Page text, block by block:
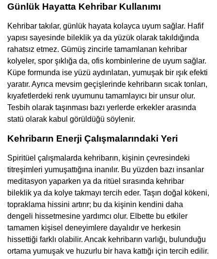
Günlük Hayatta Kehribar Kullanımı
Kehribar takılar, günlük hayata kolayca uyum sağlar. Hafif
yapısı sayesinde bileklik ya da yüzük olarak takıldığında
rahatsız etmez. Gümüş zincirle tamamlanan kehribar
kolyeler, spor şıklığa da, ofis kombinlerine de uyum sağlar.
Küpe formunda ise yüzü aydınlatan, yumuşak bir ışık efekti
yaratır. Ayrıca mevsim geçişlerinde kehribarın sıcak tonları,
kıyafetlerdeki renk uyumunu tamamlayıcı bir unsur olur.
Tesbih olarak taşınması bazı yerlerde erkekler arasında
statü olarak kabul görüldüğü söylenir.
Kehribarın Enerji Çalışmalarındaki Yeri
Spiritüel çalışmalarda kehribarın, kişinin çevresindeki
titreşimleri yumuşattığına inanılır. Bu yüzden bazı insanlar
meditasyon yaparken ya da ritüel sırasında kehribar
bileklik ya da kolye takmayı tercih eder. Taşın doğal kökeni,
topraklama hissini artırır; bu da kişinin kendini daha
dengeli hissetmesine yardımcı olur. Elbette bu etkiler
tamamen kişisel deneyimlere dayalıdır ve herkesin
hissettiği farklı olabilir. Ancak kehribarın varlığı, bulunduğu
ortama yumuşak ve huzurlu bir hava kattığı için tercih edilir.